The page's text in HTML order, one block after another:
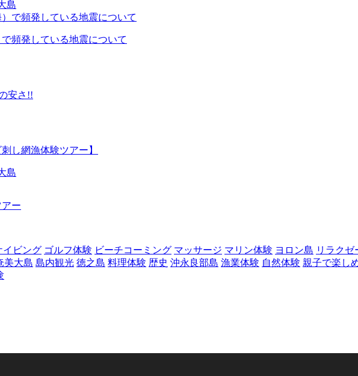
島
頻発している地震について
安さ!!
し網漁体験ツアー】
島
ー
イビング ゴルフ体験 ビーチコーミング マッサージ マリン体験 ヨロン島 リラクゼ
美大島 島内観光 徳之島 料理体験 歴史 沖永良部島 漁業体験 自然体験 親子で楽し